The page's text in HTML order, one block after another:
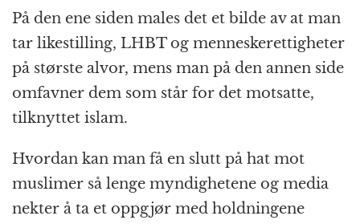
På den ene siden males det et bilde av at man
tar likestilling, LHBT og menneskerettigheter
på største alvor, mens man på den annen side
omfavner dem som står for det motsatte,
tilknyttet islam.
Hvordan kan man få en slutt på hat mot
muslimer så lenge myndighetene og media
nekter å ta et oppgjør med holdningene